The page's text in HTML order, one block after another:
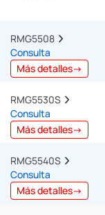
RMG5508
Consulta
Más detalles→
RMG5530S
Consulta
Más detalles→
RMG5540S
Consulta
Más detalles→